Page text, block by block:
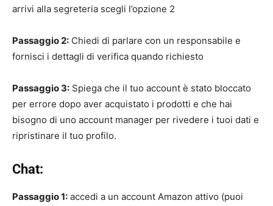
arrivi alla segreteria scegli l’opzione 2
Passaggio 2: Chiedi di parlare con un responsabile e
fornisci i dettagli di verifica quando richiesto
Passaggio 3: Spiega che il tuo account è stato bloccato
per errore dopo aver acquistato i prodotti e che hai
bisogno di uno account manager per rivedere i tuoi dati e
ripristinare il tuo profilo.
Chat:
Passaggio 1: accedi a un account Amazon attivo (puoi